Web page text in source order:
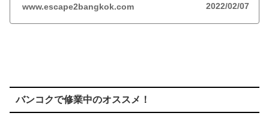
www.escape2bangkok.com 2022/02/07
バンコクで修業中のオススメ！